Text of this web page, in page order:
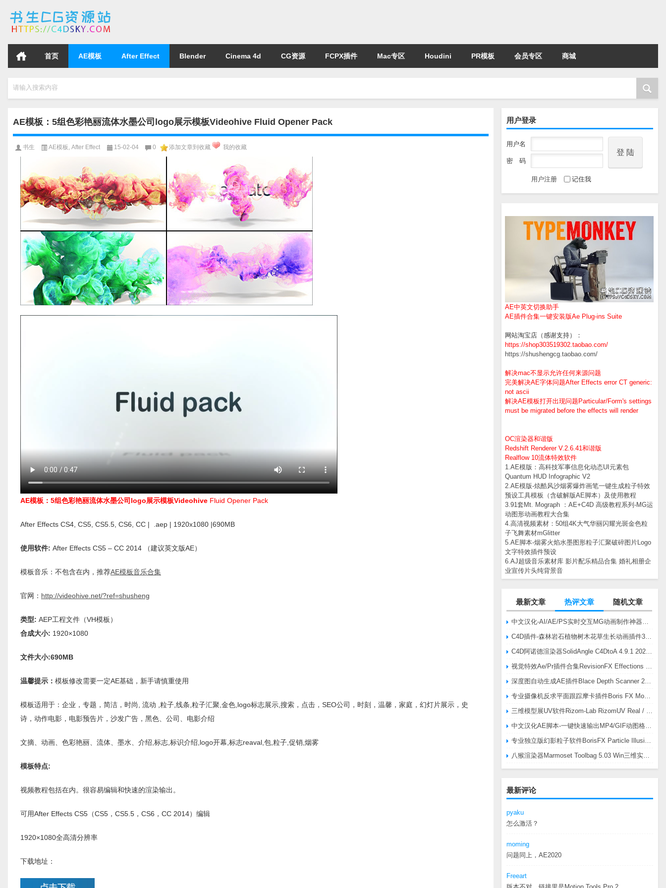
首页 AE模板 After Effect Blender Cinema 4d CG资源 FCPX插件 Mac专区 Houdini PR模板 会员专区 商城
请输入搜索内容
用户登录
用户名
密 码
用户注册 记住我
AE中英文切换助手
AE插件合集一键安装版Ae Plug-ins Suite
网站淘宝店（感谢支持）：
https://shop303519302.taobao.com/
https://shushengcg.taobao.com/
解决mac不显示允许任何来源问题
完美解决AE字体问题After Effects error CT generic:
not ascii
解决AE模板打开出现问题Particular/Form's settings
must be migrated before the effects will render
OC渲染器和谐版
Redshift Renderer V.2.6.41和谐版
Realflow 10流体特效软件
1.AE模版：高科技军事信息化动态UI元素包
Quantum HUD Infographic V2
2.AE模版-炫酷风沙烟雾爆炸画笔一键生成粒子特效
预设工具模板（含破解版AE脚本）及使用教程
3.91套Mt. Mograph ：AE+C4D 高级教程系列-MG运
动图形动画教程大合集
4.高清视频素材：50组4K大气华丽闪耀光斑金色粒
子飞舞素材mGlitter
5.AE脚本-烟雾火焰水墨图形粒子汇聚破碎图片Logo
文字特效插件预设
6.AJ超级音乐素材库 影片配乐精品合集 婚礼相册企
业宣传片头纯背景音
最新文章 热评文章 随机文章
最新评论
pyaku
怎么激活？
moming
问题同上，AE2020
Freeart
AE模板：5组色彩艳丽流体水墨公司logo展示模板Videohive Fluid Opener Pack
书生 AE模板 , After Effect 15-02-04 0 添加文章到收藏 我的收藏
AE模板：5组色彩艳丽流体水墨公司logo展示模板Videohive Fluid Opener Pack
After Effects CS4, CS5, CS5.5, CS6, CC | .aep | 1920x1080 |690MB
使用软件: After Effects CS5 – CC 2014 （建议英文版AE）
模板音乐：不包含在内，推荐AE模板音乐合集
官网： http://videohive.net/?ref=shusheng
类型: AEP工程文件（VH模板）
合成大小: 1920×1080
文件大小:690MB
温馨提示： 模板修改需要一定AE基础，新手请慎重使用
模板适用于：企业，专题，简洁，时尚, 流动 ,粒子,线条,粒子汇聚,金色,logo标志展示,搜索，点击，SEO公司，时刻，温馨，家庭，幻灯片展示，史
诗，动作电影，电影预告片，沙发广告，黑色、公司、电影介绍
文摘、动画、色彩艳丽、流体、墨水、介绍,标志,标识介绍,logo开幕,标志reaval,包,粒子,促销,烟雾
模板特点:
视频教程包括在内。 很容易编辑和快速的渲染输出。
可用After Effects CS5 （CS5 ，CS5.5，CS6，CC 2014）编辑
1920×1080全高清分辨率
下载地址：